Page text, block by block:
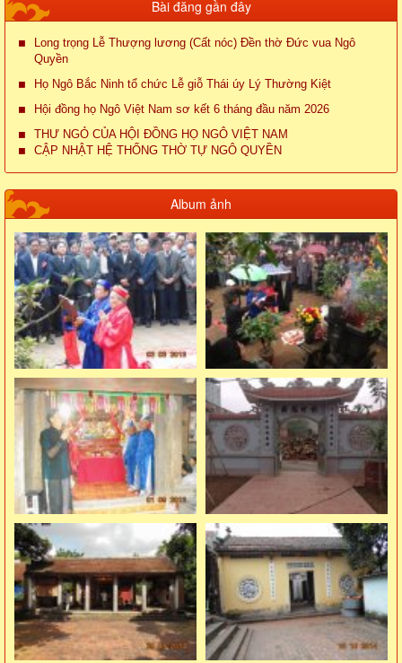
Bài đăng gần đây
Long trọng Lễ Thượng lương (Cất nóc) Đền thờ Đức vua Ngô
Quyền
Họ Ngô Bắc Ninh tổ chức Lễ giỗ Thái úy Lý Thường Kiệt
Hội đồng họ Ngô Việt Nam sơ kết 6 tháng đầu năm 2026
THƯ NGỎ CỦA HỘI ĐỒNG HỌ NGÔ VIỆT NAM
CẬP NHẬT HỆ THỐNG THỜ TỰ NGÔ QUYỀN
Album ảnh